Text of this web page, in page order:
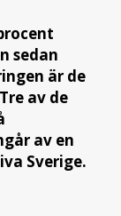
sedan
är de
av de
av en
Sverige.